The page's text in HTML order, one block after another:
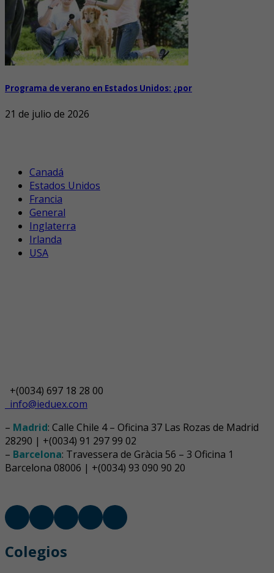
Programa de verano en Estados Unidos: ¿por
21 de julio de 2026
Canadá
Estados Unidos
Francia
General
Inglaterra
Irlanda
USA
+(0034) 697 18 28 00
info@ieduex.com
– Madrid: Calle Chile 4 – Oficina 37 Las Rozas de Madrid
28290 | +(0034) 91 297 99 02
– Barcelona: Travessera de Gràcia 56 – 3 Oficina 1
Barcelona 08006 | +(0034) 93 090 90 20
Colegios